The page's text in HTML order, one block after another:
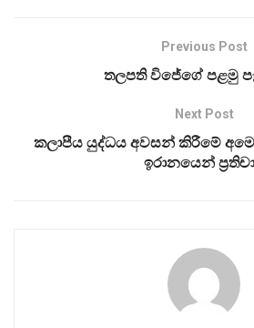
Previous Post
තලපති විජේගේ පළමු
Next Post
කලාපීය යුද්ධය අවසන් කිරීමේ
ඉරානයෙන්